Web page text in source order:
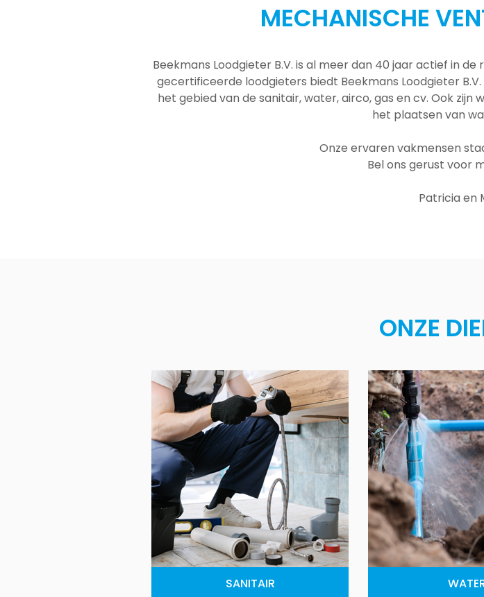
MECHANISCHE
Beekmans Loodgieter B.V. is al meer dan 40 jaar actief in
gecertificeerde loodgieters biedt Beekmans Loodgieter
het gebied van de sanitair, water, airco, gas en cv. Ook zijn
het plaatsen van
Onze ervaren vakmensen
Bel ons gerust voor
Patricia en
ONZE
SANITAIR